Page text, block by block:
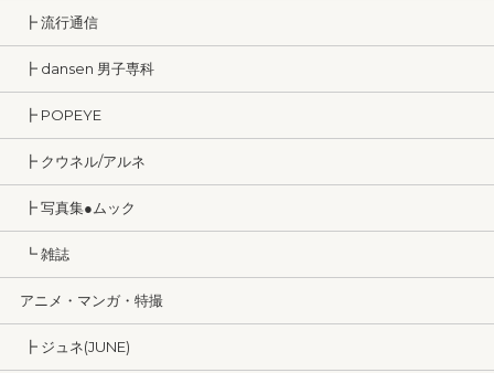
┣ 流行通信
┣ dansen 男子専科
┣ POPEYE
┣ クウネル/アルネ
┣ 写真集●ムック
┗ 雑誌
アニメ・マンガ・特撮
┣ ジュネ(JUNE)